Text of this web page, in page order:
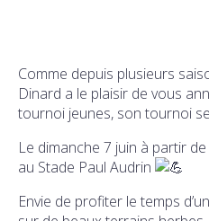
Comme depuis plusieurs
Dinard a le plaisir de vous
tournoi jeunes, son tournoi
Le dimanche 7 juin à partir
au Stade Paul Audrin
Envie de profiter le temps